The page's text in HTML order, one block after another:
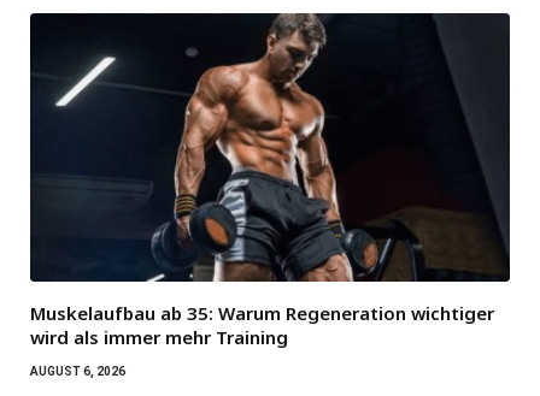
Muskelaufbau ab 35: Warum Regeneration wichtiger
wird als immer mehr Training
AUGUST 6, 2026